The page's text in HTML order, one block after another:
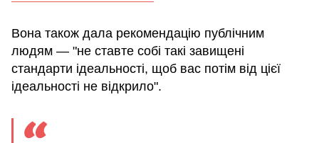
Вона також дала рекомендацію публічним
людям — "не ставте собі такі завищені
стандарти ідеальності, щоб вас потім від цієї
ідеальності не відкрило".